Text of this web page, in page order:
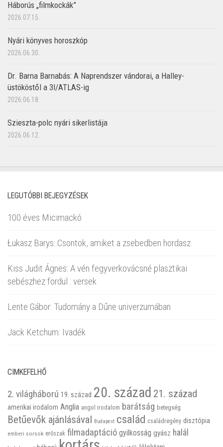
Háborús „filmkockák”
2026.07.15.
Nyári könyves horoszkóp
2026.06.30.
Dr. Barna Barnabás: A Naprendszer vándorai, a Halley-
üstököstől a 3I/ATLAS-ig
2026.06.18.
Szieszta-polc nyári sikerlistája
2026.06.12.
LEGUTÓBBI BEJEGYZÉSEK
100 éves Micimackó
Łukasz Barys: Csontok, amiket a zsebedben hordasz
Kiss Judit Ágnes: A vén fegyverkovácsné plasztikai
sebészhez fordul : versek
Lente Gábor: Tudomány a Dűne univerzumában
Jack Ketchum: Ivadék
CIMKEFELHŐ
2. világháború 19. század 20. század 21. század
amerikai irodalom Anglia angol irodalom barátság betegség
Betűevők ajánlásával Budapest család családregény disztópia
emberi sorsok erőszak filmadaptáció gyilkosság gyász halál